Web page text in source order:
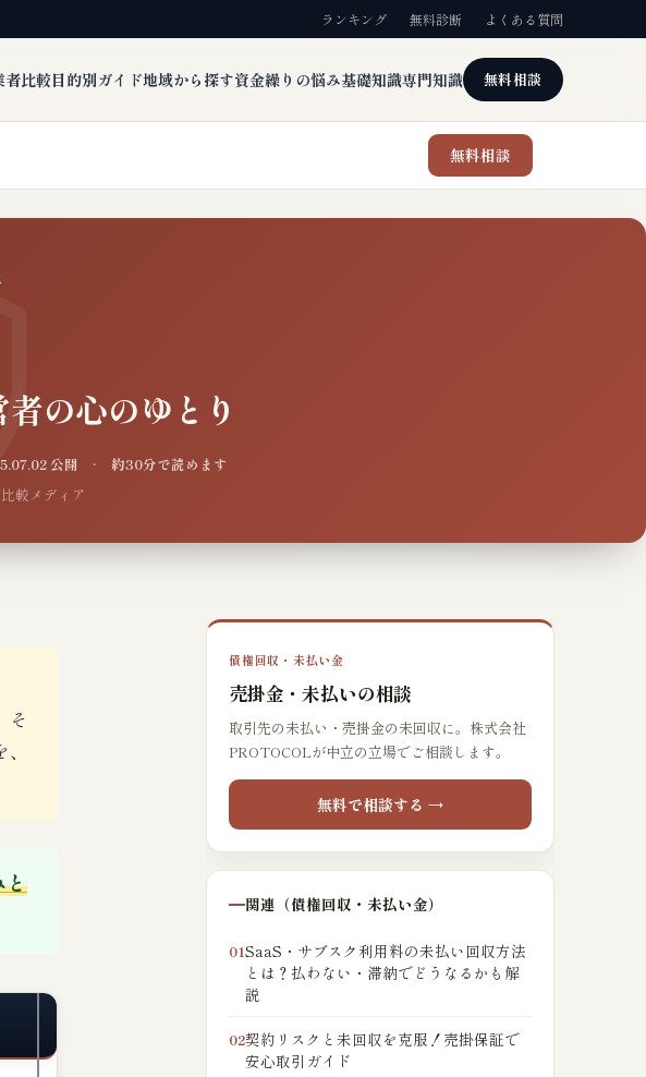
ランキング 無料診断 よくある質問
者比較目的別ガイド地域から探す資金繰りの悩み基礎知識専門知識 無料相談
無料相談
の心のゆとり
公開 · 約30分で読めます
較メディア
そ
と
債権回収・未払い金
売掛金・未払いの相談
取引先の未払い・売掛金の未回収に。株式会社
PROTOCOLが中立の立場でご相談します。
無料で相談する →
関連（債権回収・未払い金）
01SaaS・サブスク利用料の未払い回収方法
とは？払わない・滞納でどうなるかも解
説
02契約リスクと未回収を克服！売掛保証で
安心取引ガイド